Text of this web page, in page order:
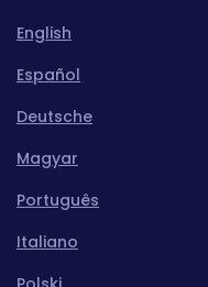
English
Español
Deutsche
Magyar
Português
Italiano